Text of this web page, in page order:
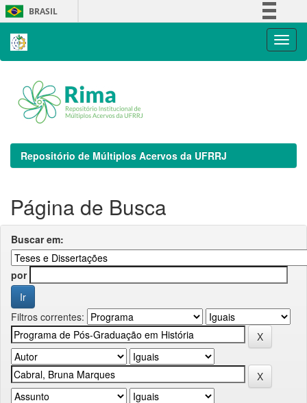
Skip
navigation
BRASIL
Repositório de Múltiplos Acervos da UFRRJ
Página de Busca
Buscar em:
por
Filtros correntes: